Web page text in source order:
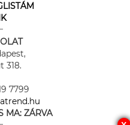
318.
7799
MA: ZÁRVA